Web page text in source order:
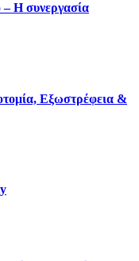
– Η συνεργασία
Εξωστρέφεια &